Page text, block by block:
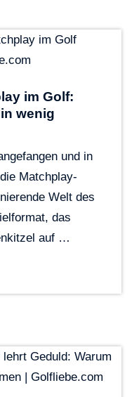
im Golf:
wenig
und in
Matchplay-
Welt des
das
auf …